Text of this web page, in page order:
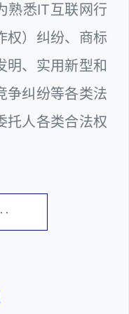
熟悉IT互联网行
权）纠纷、商标
明、实用新型和
争纠纷等各类法
托人各类合法权
·